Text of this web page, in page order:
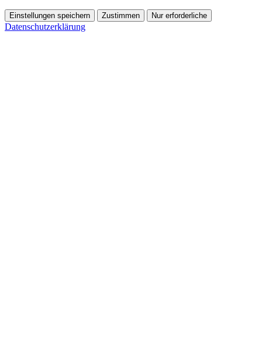
Einstellungen speichern Zustimmen Nur erforderliche
Datenschutzerklärung